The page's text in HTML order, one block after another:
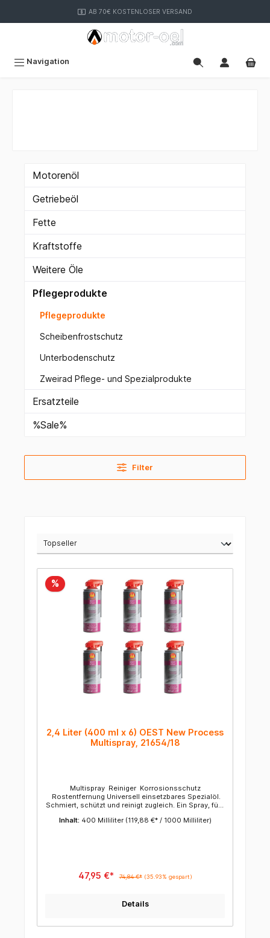
AB 70€ KOSTENLOSER VERSAND
Navigation
Motorenöl
Getriebeöl
Fette
Kraftstoffe
Weitere Öle
Pflegeprodukte
Pflegeprodukte
Scheibenfrostschutz
Unterbodenschutz
Zweirad Pflege- und Spezialprodukte
Ersatzteile
%Sale%
Filter
%
2,4 Liter (400 ml x 6) OEST New Process
Multispray, 21654/18
Multispray Reiniger Korrosionsschutz
Rostentfernung Universell einsetzbares Spezialöl.
Schmiert, schützt und reinigt zugleich. Ein Spray, fünf
Schmierstoff, Reiniger, Kontaktspray oder zur
Inhalt: 400 Milliliter (119,88 €* / 1000 Milliliter)
47,95 €* 74,84 €* (35.93% gespart)
Details